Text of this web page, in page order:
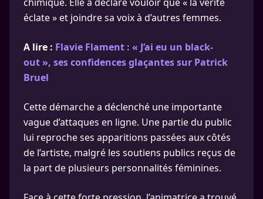
éclate » et joindre sa voix à d’autres femmes.
A lire : Flavie Flament : « J’ai eu un black-
out », ses confidences glaçantes sur Patrick
Bruel
Cette démarche a déclenché une importante
vague d’attaques en ligne. Une partie du public
lui reproche ses apparitions passées aux côtés
de l’artiste, malgré les soutiens publics reçus de
la part de plusieurs personnalités féminines.